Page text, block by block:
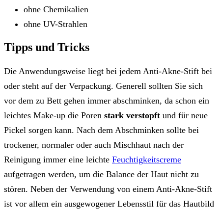
ohne Chemikalien
ohne UV-Strahlen
Tipps und Tricks
Die Anwendungsweise liegt bei jedem Anti-Akne-Stift bei
oder steht auf der Verpackung. Generell sollten Sie sich
vor dem zu Bett gehen immer abschminken, da schon ein
leichtes Make-up die Poren stark verstopft und für neue
Pickel sorgen kann. Nach dem Abschminken sollte bei
trockener, normaler oder auch Mischhaut nach der
Reinigung immer eine leichte Feuchtigkeitscreme
aufgetragen werden, um die Balance der Haut nicht zu
stören. Neben der Verwendung von einem Anti-Akne-Stift
ist vor allem ein ausgewogener Lebensstil für das Hautbild